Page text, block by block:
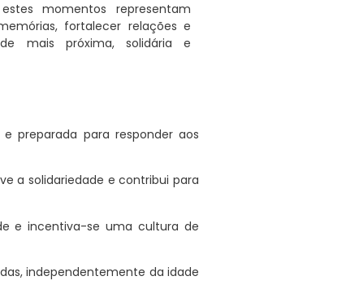
momentos representam
fortalecer relações e
mais próxima, solidária e
preparada para responder aos
a solidariedade e contribui para
e incentiva-se uma cultura de
independentemente da idade